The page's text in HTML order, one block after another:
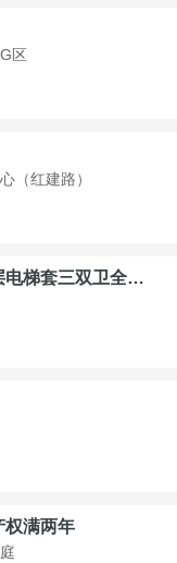
区
（红建路）
河东新区悠山郡小高层电梯套三双卫全装带家具家电
权满两年